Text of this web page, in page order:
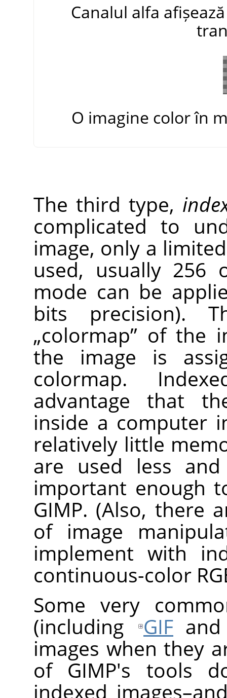
Canalul alfa
O imagine color în
The third type,
complicated to
image, only a
used, usually 256
mode can be
bits precision).
„colormap” of the
the image is
colormap.
advantage that
inside a computer
relatively little
are used less
important enough
GIMP. (Also, there
of image
implement with
continuous-color
Some very
(including
GIF
images when they
of GIMP's tools
indexed